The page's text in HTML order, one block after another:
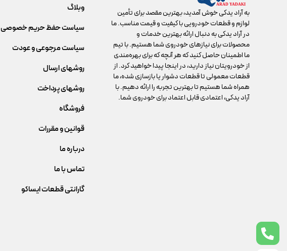
به آراد یدکی خوش آمدید، بهترین مقصد برای تأمین
لوازم و قطعات خودرویی با کیفیت و قیمت مناسب. ما
در آراد یدکی به دنبال ارائه بهترین خدمات و
محصولات برای نیازهای خودروی شما هستیم. با تیم
ما اطمینان حاصل کنید که هر آنچه که برای بهره‌مندی
از خودرویتان نیاز دارید، در اینجا پیدا خواهید کرد. از
قطعات معمولی تا قطعات دشوار یا بازسازی شده، ما
همراه شما هستیم تا بهترین تجربه را ارائه دهیم. با
آراد یدکی، اعتمادی قابل اعتماد برای خودروی شما.
وبلاگ
سیاست حفظ حریم خصوصی
سیاست مرجوعی و عودت
روشهای ارسال
روشهای پرداخت
فروشگاه
قوانین و مقررات
درباره ما
تماس با ما
گارانتی قطعات ایساکو